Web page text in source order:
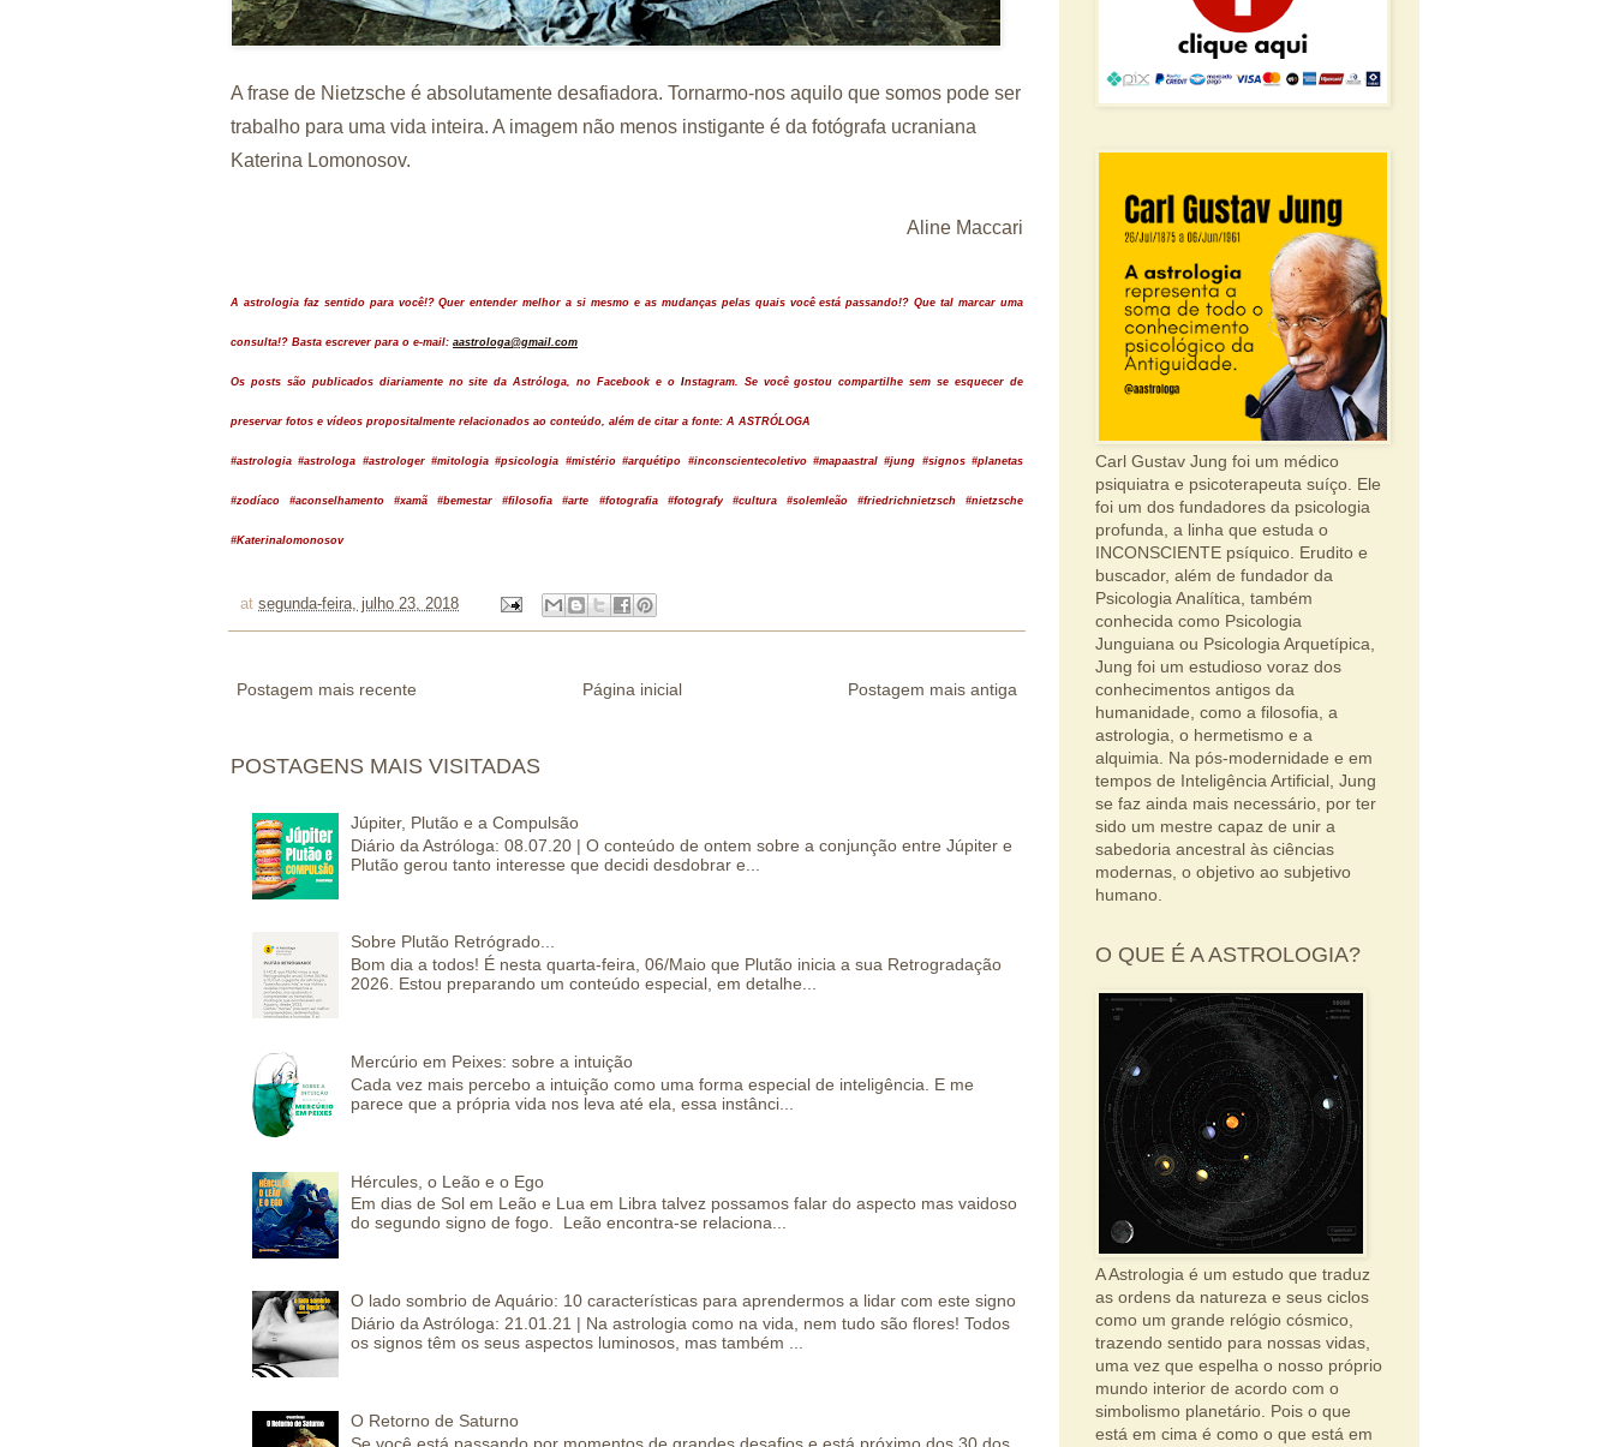
A frase de Nietzsche é absolutamente desafiadora. Tornarmo-nos aquilo que somos pode ser
trabalho para uma vida inteira. A imagem não menos instigante é da fotógrafa ucraniana
Katerina Lomonosov.
Aline Maccari
A astrologia faz sentido para você!? Quer entender melhor a si mesmo e as mudanças pelas quais você está passando!? Que tal marcar uma
consulta!? Basta escrever para o e-mail: aastrologa@gmail.com
Os posts são publicados diariamente no site da Astróloga, noFacebook e o Instagram. Se você gostou compartilhe sem se esquecer de
preservar fotos e vídeos propositalmente relacionados ao conteúdo, além de citar a fonte: A ASTRÓLOGA
#astrologia #astrologa #astrologer#mitologia #psicologia #mistério #arquétipo #inconscientecoletivo #mapaastral #jung #signos #planetas
#zodíaco #aconselhamento #xamã #bemestar #filosofia #arte #fotografia #fotografy #cultura #solemleão #friedrichnietzsch #nietzsche
#Katerinalomonosov
at segunda-feira, julho 23, 2018
Postagem mais recente Postagem mais antiga
Página inicial
POSTAGENS MAIS VISITADAS
Júpiter, Plutão e a Compulsão
Diário da Astróloga: 08.07.20 | O conteúdo de ontem sobre a conjunção entre Júpiter e
Plutão gerou tanto interesse que decidi desdobrar e...
Sobre Plutão Retrógrado...
Bom dia a todos! É nesta quarta-feira, 06/Maio que Plutão inicia a sua Retrogradação
2026. Estou preparando um conteúdo especial, em detalhe...
Mercúrio em Peixes: sobre a intuição
Cada vez mais percebo a intuição como uma forma especial de inteligência. E me
parece que a própria vida nos leva até ela, essa instânci...
Hércules, o Leão e o Ego
Em dias de Sol em Leão e Lua em Libra talvez possamos falar do aspecto mas vaidoso
do segundo signo de fogo. Leão encontra-se relaciona...
O lado sombrio de Aquário: 10 características para aprendermos a lidar com este signo
Diário da Astróloga: 21.01.21 | Na astrologia como na vida, nem tudo são flores! Todos
os signos têm os seus aspectos luminosos, mas também ...
O Retorno de Saturno
Se você está passando por momentos de grandes desafios e está próximo dos 30 dos
Carl Gustav Jung foi um médico
psiquiatra e psicoterapeuta suíço. Ele
foi um dos fundadores da psicologia
profunda, a linha que estuda o
INCONSCIENTE psíquico. Erudito e
buscador, além de fundador da
Psicologia Analítica, também
conhecida como Psicologia
Junguiana ou Psicologia Arquetípica,
Jung foi um estudioso voraz dos
conhecimentos antigos da
humanidade, como a filosofia, a
astrologia, o hermetismo e a
alquimia. Na pós-modernidade e em
tempos de Inteligência Artificial, Jung
se faz ainda mais necessário, por ter
sido um mestre capaz de unir a
sabedoria ancestral às ciências
modernas, o objetivo ao subjetivo
humano.
O QUE É A ASTROLOGIA?
A Astrologia é um estudo que traduz
as ordens da natureza e seus ciclos
como um grande relógio cósmico,
trazendo sentido para nossas vidas,
uma vez que espelha o nosso próprio
mundo interior de acordo com o
simbolismo planetário. Pois o que
está em cima é como o que está em